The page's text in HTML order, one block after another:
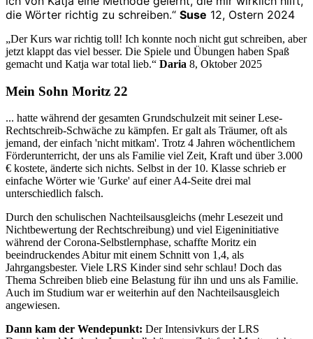
die Wörter richtig zu schreiben.“ Suse 12, Ostern 2024
„Der Kurs war richtig toll! Ich konnte noch nicht gut schreiben, aber
jetzt klappt das viel besser. Die Spiele und Übungen haben Spaß
gemacht und Katja war total lieb.“ Daria 8, Oktober 2025
Mein Sohn Moritz 22
... hatte während der gesamten Grundschulzeit mit seiner Lese-
Rechtschreib-Schwäche zu kämpfen. Er galt als Träumer, oft als
jemand, der einfach 'nicht mitkam'. Trotz 4 Jahren wöchentlichem
Förderunterricht, der uns als Familie viel Zeit, Kraft und über 3.000
€ kostete, änderte sich nichts. Selbst in der 10. Klasse schrieb er
einfache Wörter wie 'Gurke' auf einer A4-Seite drei mal
unterschiedlich falsch.
Durch den schulischen Nachteilsausgleichs (mehr Lesezeit und
Nichtbewertung der Rechtschreibung) und viel Eigeninitiative
während der Corona-Selbstlernphase, schaffte Moritz ein
beeindruckendes Abitur mit einem Schnitt von 1,4, als
Jahrgangsbester. Viele LRS Kinder sind sehr schlau! Doch das
Thema Schreiben blieb eine Belastung für ihn und uns als Familie.
Auch im Studium war er weiterhin auf den Nachteilsausgleich
angewiesen.
Dann kam der Wendepunkt: Der Intensivkurs der LRS